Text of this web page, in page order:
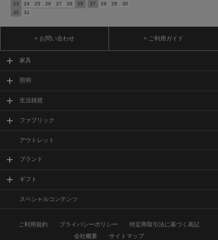
23
24 25 26 27 28
29
30
31
27
28 29 30
> お問い合わせ > ご利用ガイド
家具
照明
生活雑貨
ファブリック
アウトレット
ブランド
ギフト
スペシャルコンテンツ
ご利用規約 プライバシーポリシー
特定商取引法に基づく表記
会社概要
サイトマップ